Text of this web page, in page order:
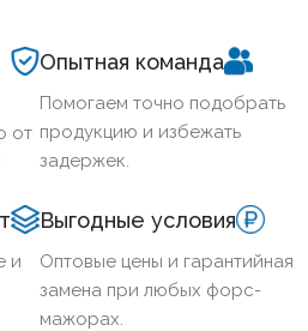
от
Опытная команда
Помогаем точно подобрать
продукцию и избежать
задержек.
и
Выгодные условия
Оптовые цены и гарантийная
замена при любых форс-
мажорах.